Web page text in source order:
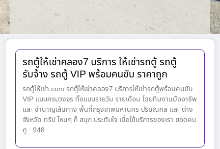
รถตู้ให้เช่าคลอง7 บริการ ให้เช่ารถตู้ รถตู้
รับจ้าง รถตู้ VIP พร้อมคนขับ ราคาถูก
รถตู้ให้เช่า.com รถตู้ให้เช่าคลอง7 บริการให้เช่ารถตู้พร้อมคนขับ
VIP แบบครบวงจร ทั้งแบบรายวัน รายเดือน โดยทีมงานมืออาชีพ
และ ชำนาญเส้นทาง พื้นที่กรุงเทพมหานคร ปริมณฑล และ ต่าง
จังหวัด ทริป ไหนๆ ก็ สนุก ประทับใจ เมื่อใช้บริการของเรา ยอดคน
ดู : 948